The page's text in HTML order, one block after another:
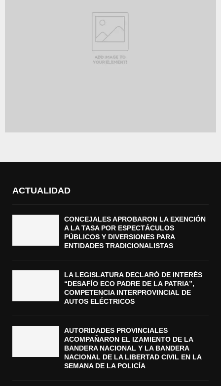
ACTUALIDAD
CONCEJALES APROBARON LA EXENCIÓN
A LA TASA POR ESPECTÁCULOS
PÚBLICOS Y DIVERSIONES PARA
ENTIDADES TRADICIONALISTAS
LA LEGISLATURA DECLARÓ DE INTERÉS
“DESAFÍO ECO PADRE DE LA PATRIA”,
COMPETENCIA INTERPROVINCIAL DE
AUTOS ELÉCTRICOS
AUTORIDADES PROVINCIALES
ACOMPAÑARON EL IZAMIENTO DE LA
BANDERA NACIONAL Y LA BANDERA
NACIONAL DE LA LIBERTAD CIVIL EN LA
SEMANA DE LA POLICÍA